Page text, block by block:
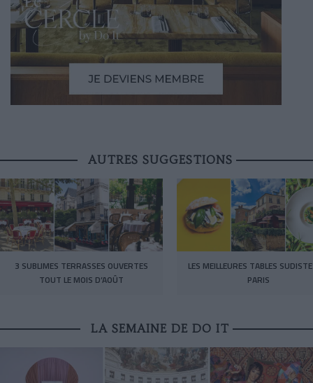
AUTRES SUGGESTIONS
3 SUBLIMES TERRASSES OUVERTES
TOUT LE MOIS D’AOÛT
LES MEILLEURES TABLES
PARIS
LA SEMAINE DE DO IT